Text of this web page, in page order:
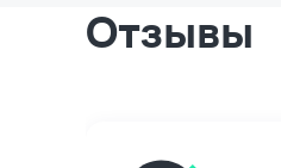
Отзывы